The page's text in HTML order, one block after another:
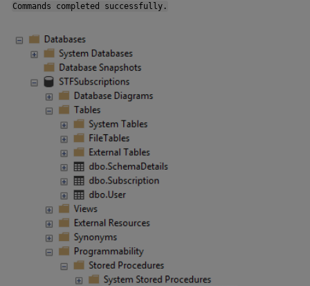
Commands completed successfully.